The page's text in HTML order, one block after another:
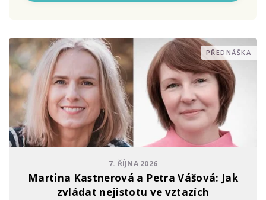
PŘEDNÁŠKA
7. ŘÍJNA 2026
Martina Kastnerová a Petra Vášová: Jak
zvládat nejistotu ve vztazích